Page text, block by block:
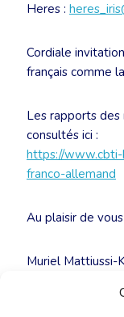
Heres :
Cordiale
français comme
Les rapports
consultés ici :
https://
franco-allemand
Au plaisir de
Muriel Mattiussi-